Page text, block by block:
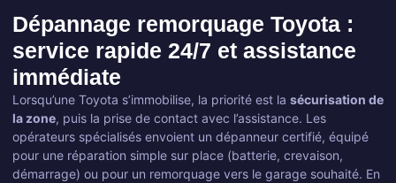
Dépannage remorquage Toyota :
service rapide 24/7 et assistance
immédiate
Lorsqu’une Toyota s’immobilise, la priorité est la sécurisation de
la zone, puis la prise de contact avec l’assistance. Les
opérateurs spécialisés envoient un dépanneur certifié, équipé
pour une réparation simple sur place (batterie, crevaison,
démarrage) ou pour un remorquage vers le garage souhaité. En